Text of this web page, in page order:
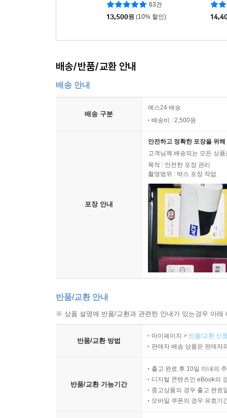
63건
13,500원 (10% 할인)
배송/반품/교환 안내
배송 안내
배송 구분
예스24 배송
배송비 : 2,500원
포장 안내
안전하고 정확한 포장을 위
고객님께 배송되는 모든 상
목적 : 안전한 포장 관리
촬영범위 : 박스 포장 작업
반품/교환 안내
※ 상품 설명에 반품/교환과 관련한 안내가 있는경우 아
반품/교환 방법
마이페이지 > 반품/교환 신
판매자 배송 상품은 판매자
반품/교환 가능기간
출고 완료 후 10일 이내의
디지털 콘텐츠인 eBook의
중고상품의 경우 출고 완료
모바일 쿠폰의 경우 유효기